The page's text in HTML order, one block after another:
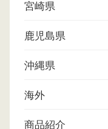
宮崎県
鹿児島県
沖縄県
海外
商品紹介